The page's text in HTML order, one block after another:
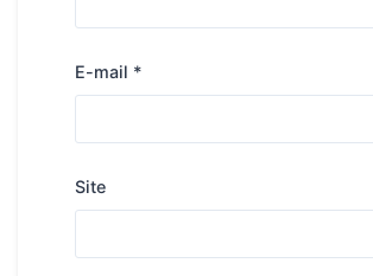
E-mail *
Site